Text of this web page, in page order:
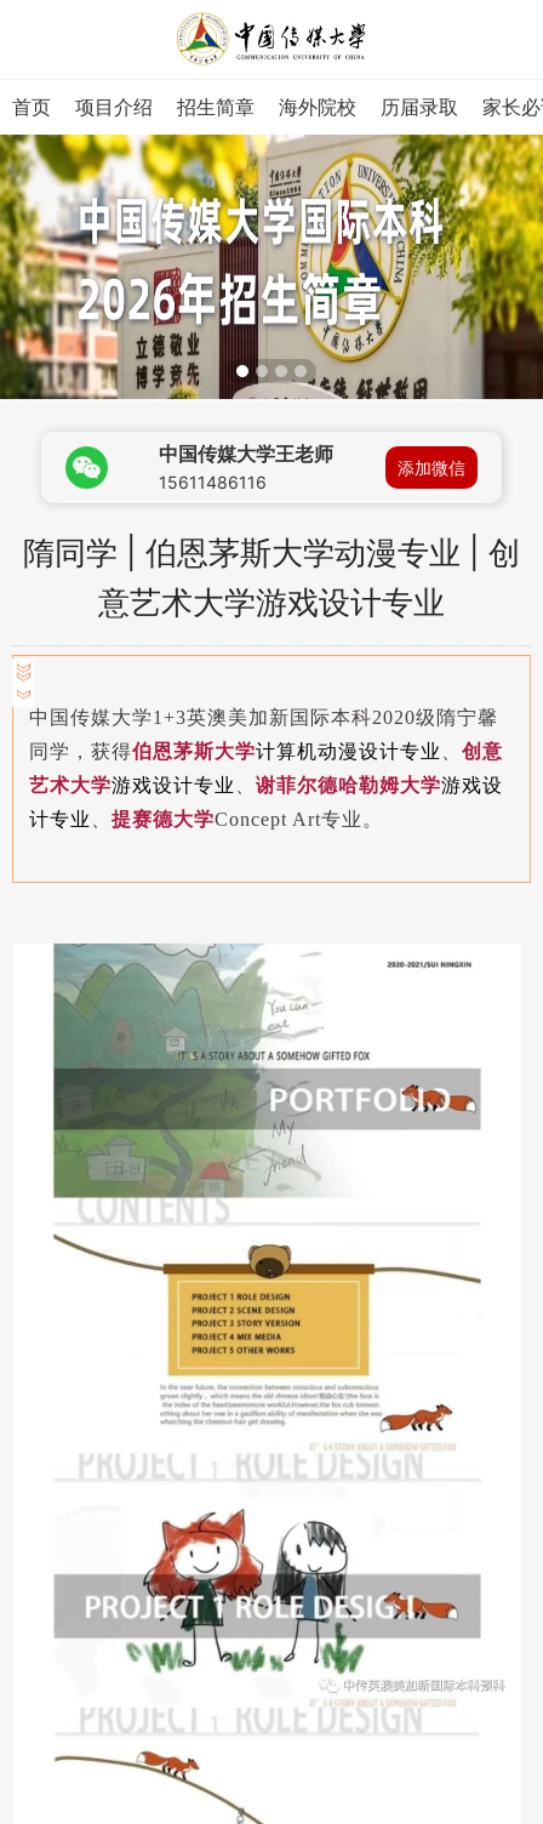
首页 项目介绍 招生简章 海外院校 历届录取 家长
中国传媒大学王老师
15611486116
添加微信
隋同学 | 伯恩茅斯大学动漫专业 | 创
意艺术大学游戏设计专业
中国传媒大学1+3英澳美加新国际本科2020级隋宁馨
同学，获得伯恩茅斯大学计算机动漫设计专业
创意
艺术大学游戏设计专业 谢菲尔德哈勒姆大学游戏设
计专业 提赛德大学Concept Art专业。